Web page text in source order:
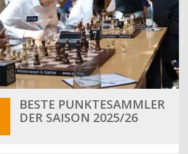
BESTE PUNKTESAMMLER
DER SAISON 2025/26